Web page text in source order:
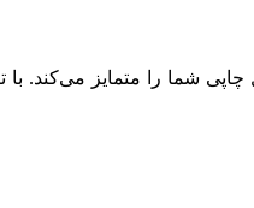
شما را متمایز می‌کند. با